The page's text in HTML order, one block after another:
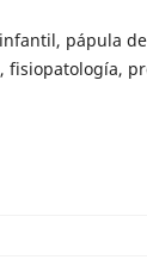
pápula
fisiopatología,